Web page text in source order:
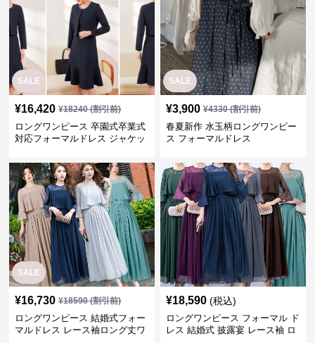
SALE
¥16,420 ¥18240(割引前)
ロングワンピース 卒園式卒業式
対応フォーマルドレス ジャケッ
SALE
¥3,900 ¥4330(割引前)
春夏新作 水玉柄ロングワンピー
ス フォーマルドレス
SALE
¥16,730 ¥18590(割引前)
ロングワンピース 結婚式フォー
マルドレス レース袖ロング丈ワ
¥18,590 (税込)
ロングワンピース フォーマル ド
レス 結婚式 披露宴 レース袖 ロ